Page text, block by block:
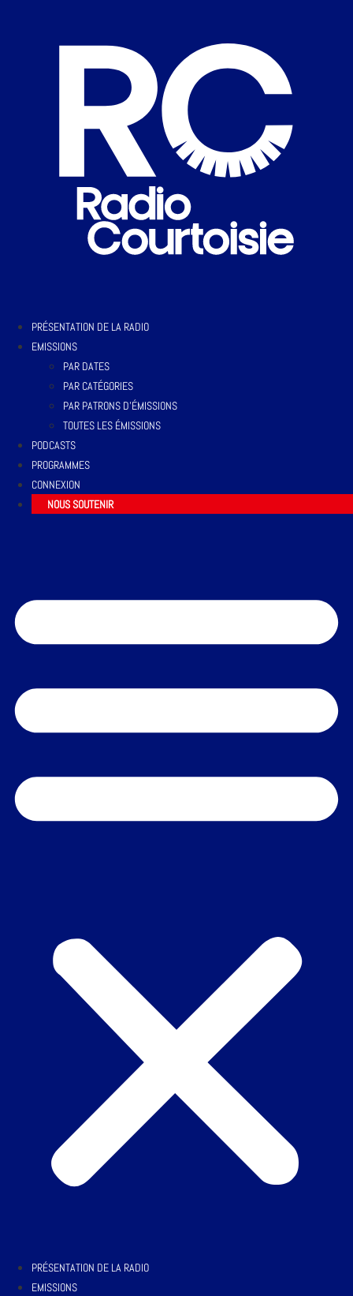
PRÉSENTATION DE LA RADIO
EMISSIONS
PAR DATES
PAR CATÉGORIES
PAR PATRONS D’ÉMISSIONS
TOUTES LES ÉMISSIONS
PODCASTS
PROGRAMMES
CONNEXION
NOUS SOUTENIR
PRÉSENTATION DE LA RADIO
EMISSIONS